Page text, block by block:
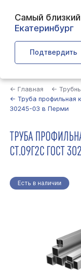
Самый
Екатеринбург
Подтвердить
← Главная ←
← Труба профильная
30245-03 в Перми
ТРУБА
СТ.09Г2С ГОСТ
Есть в наличии